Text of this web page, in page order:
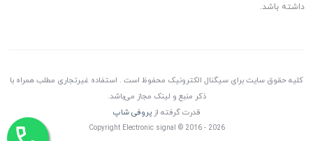
داشته باشد.
کلیه حقوق سایت برای سیگنال الکترونیک محفوظ است . استفاده غیرتجاری مطلب همراه با
ذکر منبع و لینک مجاز می‌باشد.
قدرت گرفته ازپروفی شاپ
Copyright Electronic signal © 2016 - 2026